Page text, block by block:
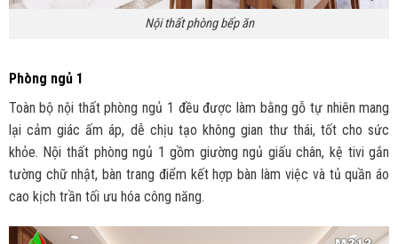
Nội thất phòng bếp ăn
Phòng ngủ 1
Toàn bộ nội thất phòng ngủ 1 đều được làm bằng gỗ tự nhiên mang
lại cảm giác ấm áp, dễ chịu tạo không gian thư thái, tốt cho sức
khỏe. Nội thất phòng ngủ 1 gồm giường ngủ giấu chân, kệ tivi gắn
tường chữ nhật, bàn trang điểm kết hợp bàn làm việc và tủ quần áo
cao kịch trần tối ưu hóa công năng.